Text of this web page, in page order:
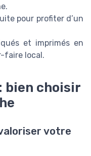
pour profiter d’un
et imprimés en
faire local.
bien choisir
votre